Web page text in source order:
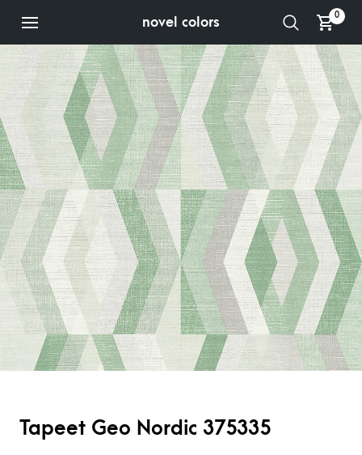
novel colors 0
Tapeet Geo Nordic 375335